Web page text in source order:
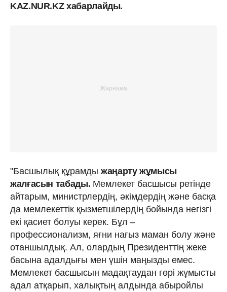
KAZ.NUR.KZ хабарлайды.
"Басшылық құрамды жаңарту жұмысы
жалғасын табады. Мемлекет басшысы ретінде
айтарым, министрлердің, әкімдердің және басқа
да мемлекеттік қызметшілердің бойында негізгі
екі қасиет болуы керек. Бұл –
профессионализм, яғни нағыз маман болу және
отаншылдық. Ал, олардың Президенттің жеке
басына адалдығы мен үшін маңызды емес.
Мемлекет басшысын мадақтаудан гөрі жұмысты
адал атқарып, халықтың алдында абыройлы